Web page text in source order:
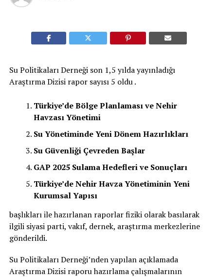
Su Politikaları Derneği son 1,5 yılda yayınladığı
Araştırma Dizisi rapor sayısı 5 oldu .
Türkiye’de Bölge Planlaması ve Nehir
Havzası Yönetimi
Su Yönetiminde Yeni Dönem Hazırlıkları
Su Güvenliği Çevreden Başlar
GAP 2025 Sulama Hedefleri ve Sonuçları
Türkiye’de Nehir Havza Yönetiminin Yeni
Kurumsal Yapısı
başlıkları ile hazırlanan raporlar fiziki olarak basılarak
ilgili siyasi parti, vakıf, dernek, araştırma merkezlerine
gönderildi.
Su Politikaları Derneği’nden yapılan açıklamada
Araştırma Dizisi raporu hazırlama çalışmalarının